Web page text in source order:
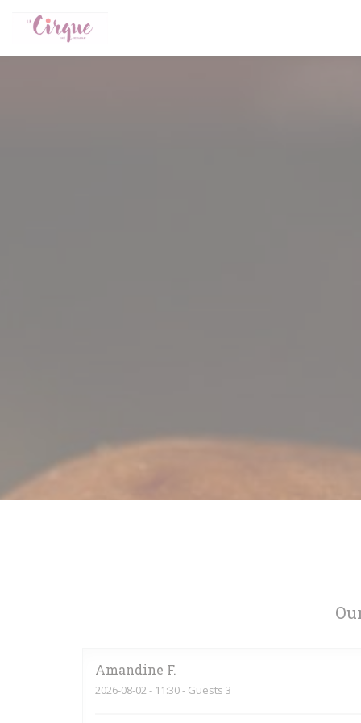
Amandine F
2026-08-02 - 11:30 - Guests 3